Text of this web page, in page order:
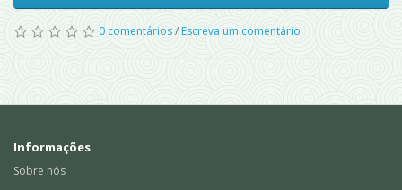
0 comentários/Escreva um comentário
Informações
Sobre nós